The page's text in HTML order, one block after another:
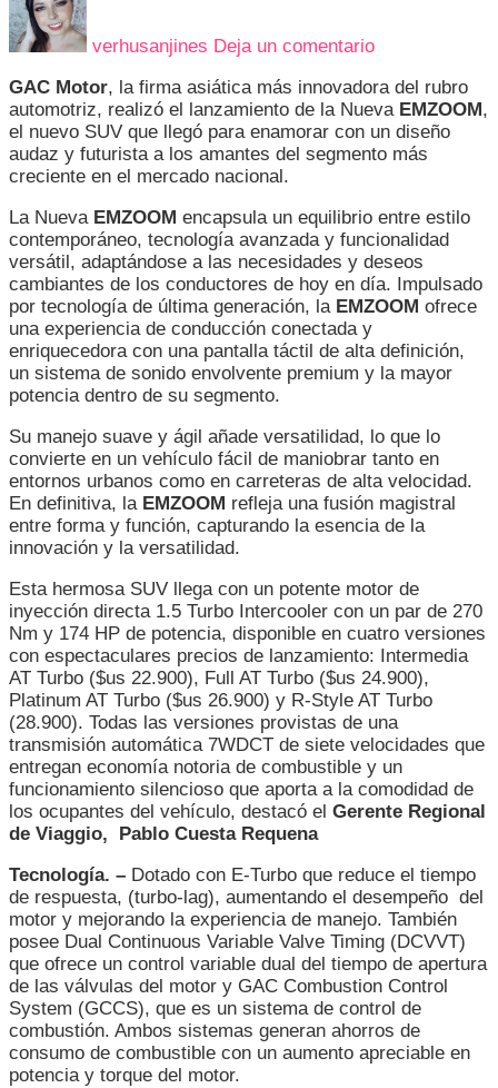
verhusanjines Deja un comentarioLA
PERFECTA
ENTRE
ESTILO,
TECNOLOGÍA
POTENCIA
GAC Motor, la firma asiática más innovadora del rubro
automotriz, realizó el lanzamiento de la Nueva EMZOOM ,
el nuevo SUV que llegó para enamorar con un diseño
audaz y futurista a los amantes del segmento más
creciente en el mercado nacional.
La NuevaEMZOOM encapsula un equilibrio entre estilo
contemporáneo, tecnología avanzada y funcionalidad
versátil, adaptándose a las necesidades y deseos
cambiantes de los conductores de hoy en día. Impulsado
por tecnología de última generación, la EMZOOM ofrece
una experiencia de conducción conectada y
enriquecedora con una pantalla táctil de alta definición,
un sistema de sonido envolvente premium y la mayor
potencia dentro de su segmento.
Su manejo suave y ágil añade versatilidad, lo que lo
convierte en un vehículo fácil de maniobrar tanto en
entornos urbanos como en carreteras de alta velocidad.
En definitiva, la EMZOOM refleja una fusión magistral
entre forma y función, capturando la esencia de la
innovación y la versatilidad.
Esta hermosa SUV llega con un potente motor de
inyección directa 1.5 Turbo Intercooler con un par de 270
Nm y 174 HP de potencia, disponible en cuatro versiones
con espectaculares precios de lanzamiento: Intermedia
AT Turbo ($us 22.900), Full AT Turbo ($us 24.900),
Platinum AT Turbo ($us 26.900) y R-Style AT Turbo
(28.900). Todas las versiones provistas de una
transmisión automática 7WDCT de siete velocidades que
entregan economía notoria de combustible y un
funcionamiento silencioso que aporta a la comodidad de
los ocupantes del vehículo, destacó el Gerente Regional
de Viaggio, Pablo Cuesta Requena
Tecnología. – Dotado con E-Turbo que reduce el tiempo
de respuesta, (turbo-lag), aumentando el desempeño del
motor y mejorando la experiencia de manejo. También
posee Dual Continuous Variable Valve Timing (DCVVT)
que ofrece un control variable dual del tiempo de apertura
de las válvulas del motor y GAC Combustion Control
System (GCCS), que es un sistema de control de
combustión. Ambos sistemas generan ahorros de
consumo de combustible con un aumento apreciable en
potencia y torque del motor.